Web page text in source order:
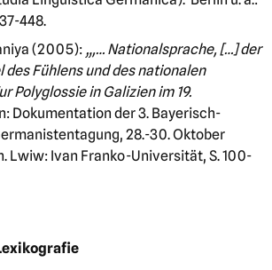
448.
(2005): „,… Nationalsprache, […] der
des Fühlens und des nationalen
Polyglossie in Galizien im 19.
Dokumentation der 3. Bayerisch-
28.-30. Oktober
Lwiw: Ivan Franko-Universität, S. 100-